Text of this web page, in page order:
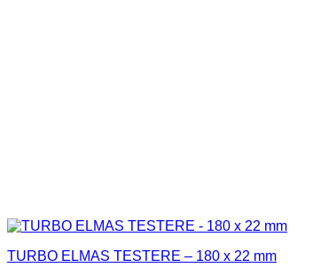
TURBO ELMAS TESTERE – 180 x 22 mm